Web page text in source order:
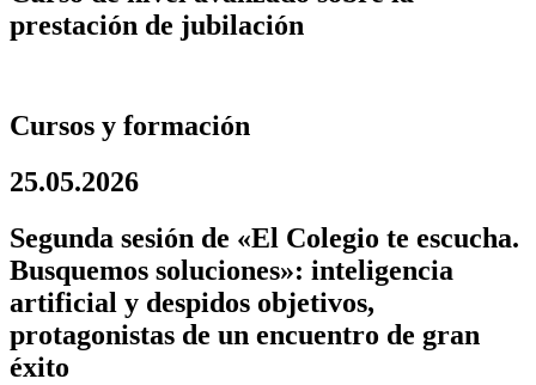
prestación de jubilación
Cursos y formación
25.05.2026
Segunda sesión de «El Colegio te escucha.
Busquemos soluciones»: inteligencia
artificial y despidos objetivos,
protagonistas de un encuentro de gran
éxito